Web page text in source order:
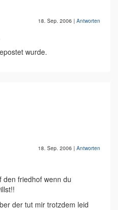
18. Sep. 2006 | Antworten
wurde.
18. Sep. 2006 | Antworten
den friedhof wenn du
der tut mir trotzdem leid